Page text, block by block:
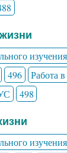
изучения
496 Работа
498
изучения